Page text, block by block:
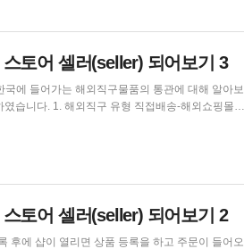
토어 셀러(seller) 되어보기 3
에 들어가는 해외직구물품의 통관에 대해 알아보
토어 셀러(seller) 되어보기 2
후에 샵이 열리면 상품 등록을 하고 주문이 들어오